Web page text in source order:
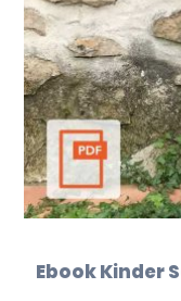
Ebook Kinder